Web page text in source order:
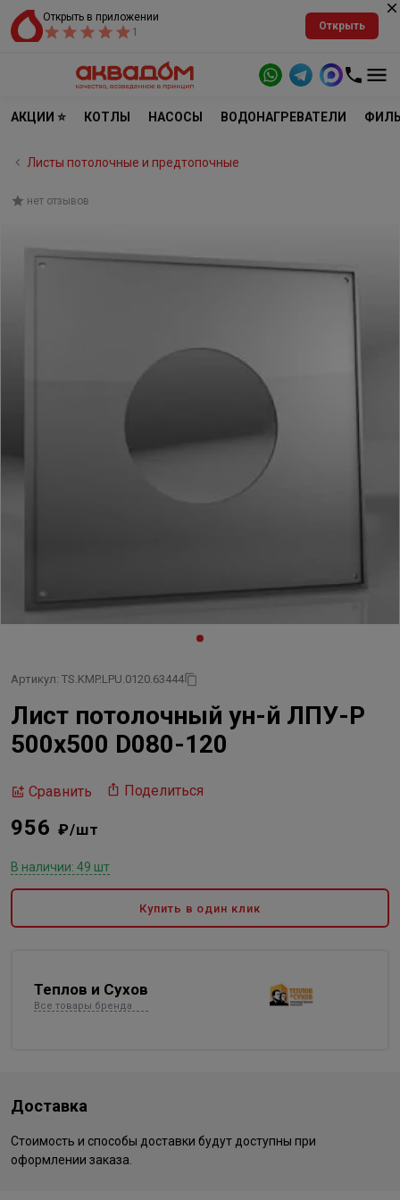
Открыть в приложении
1
Открыть
АКЦИИ ⭐ КОТЛЫ НАСОСЫ ВОДОНАГРЕВАТЕЛИ
Листы потолочные и предтопочные
нет отзывов
Артикул: TS.KMP.LPU.0120.63444
Лист потолочный ун-й ЛПУ-Р
500х500 D080-120
Сравнить Поделиться
956 ₽/шт
В наличии: 49 шт
Купить в один клик
Теплов и Сухов
Все товары бренда
Доставка
Стоимость и способы доставки будут доступны при
оформлении заказа.